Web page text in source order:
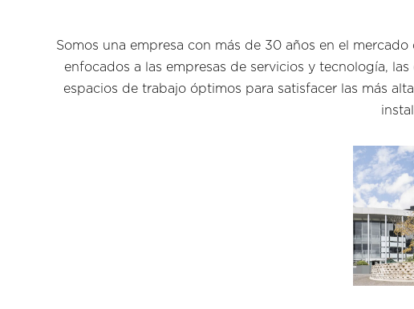
Somos una empresa con más de 30 años en el
enfocados a las empresas de servicios y tecnología,
espacios de trabajo óptimos para satisfacer las más